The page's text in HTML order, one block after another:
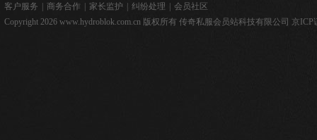
客户服务
商务合作 家长监护 纠纷处理
会员社区
Copyright 2026 www.hydroblok.com.cn 版权所有 传奇私服会员站科技有限公司 京ICP